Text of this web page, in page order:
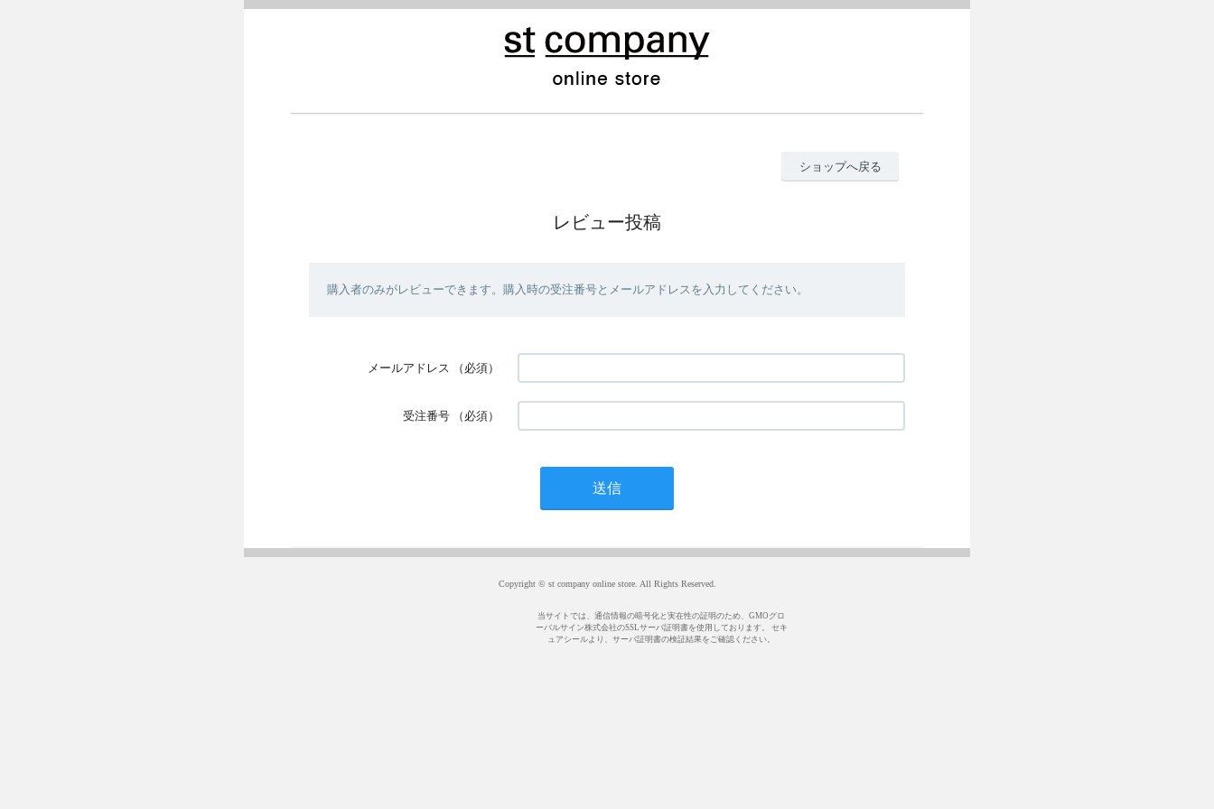
ショップへ戻る
レビュー投稿
購入者のみがレビューできます。購入時の受注番号とメールアドレスを入力してください。
メールアドレス （必須）
受注番号 （必須）
Copyright © st company online store. All Rights Reserved.
当サイトでは、通信情報の暗号化と実在性の証明のため、GMOグロ
ーバルサイン株式会社のSSLサーバ証明書を使用しております。 セキ
ュアシールより、サーバ証明書の検証結果をご確認ください。